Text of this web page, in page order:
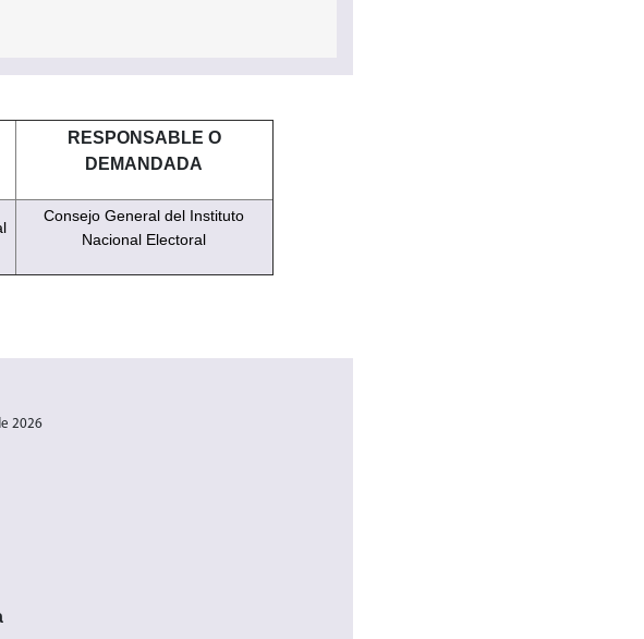
RESPONSABLE O
DEMANDADA
Consejo General del Instituto
Nacional Electoral
2026